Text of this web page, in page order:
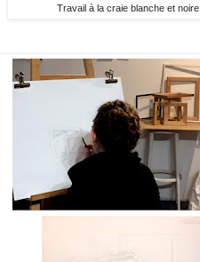
Travail à la craie blanche et noire